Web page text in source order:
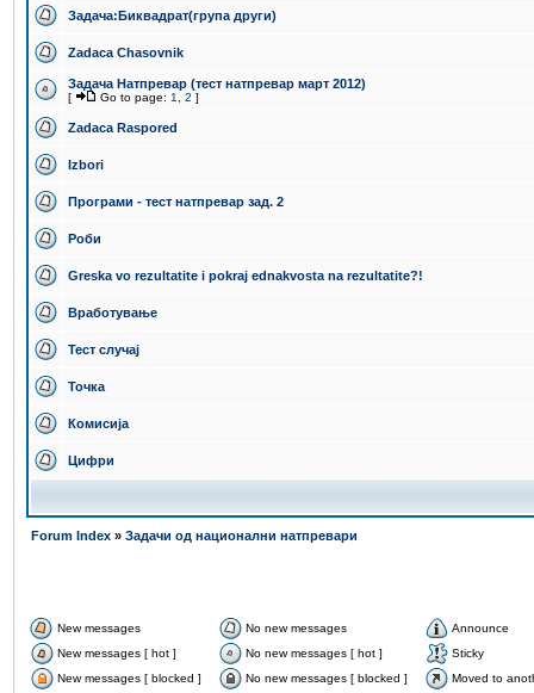
Задача:Биквадрат(група други)
Zadaca Chasovnik
Задача Натпревар (тест натпревар март 2012)
[ Go to page: 1 2 ]
Zadaca Raspored
Izbori
Програми - тест натпревар зад. 2
Роби
Greska vo rezultatite i pokraj ednakvosta na rezultatite?!
Вработување
Тест случај
Точка
Комисија
Цифри
Forum Index » Задачи од национални натпревари
New messages No new messages
Announce
New messages [ hot ]
No new messages [ hot ]
Sticky
New messages [ blocked ]
No new messages [ blocked ] Moved to